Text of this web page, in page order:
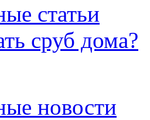
статьи
сруб дома?
новости